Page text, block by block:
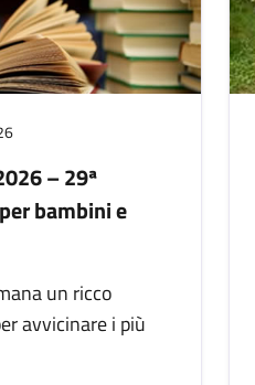
– 29ª
bambini e
un ricco
avvicinare i più